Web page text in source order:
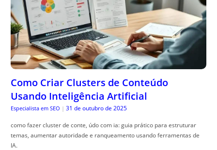
Como Criar Clusters de Conteúdo
Usando Inteligência Artificial
Especialista em SEO | 31 de outubro de 2025
como fazer cluster de conte, údo com ia: guia prático para estruturar
temas, aumentar autoridade e ranqueamento usando ferramentas de
IA.